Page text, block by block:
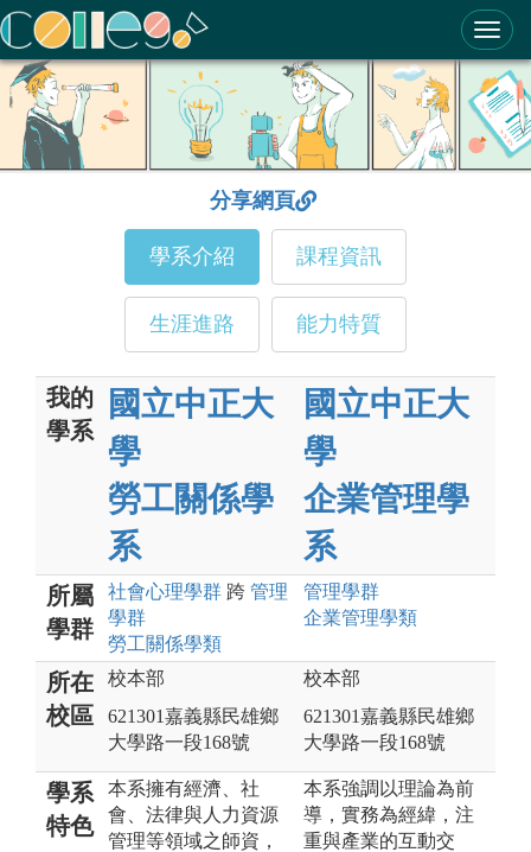
ColleGo! 大學選才與高中育才輔助系統
分享網頁
學系介紹 課程資訊
生涯進路 能力特質
我的
學系
國立中正大
學
勞工關係學
系
國立中正大
學
企業管理學
系
所屬
學群
社會心理學群 跨 管理
學群
勞工關係學類
管理學群
企業管理學類
所在
校區
校本部
621301嘉義縣民雄鄉
大學路一段168號
校本部
621301嘉義縣民雄鄉
大學路一段168號
學系
特色
本系擁有經濟、社
會、法律與人力資源
管理等領域之師資，
本系強調以理論為前
導，實務為經緯，注
重與產業的互動交